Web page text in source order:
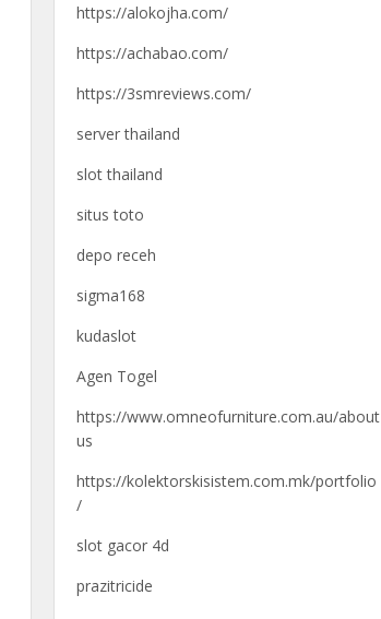
https://alokojha.com/
https://achabao.com/
https://3smreviews.com/
server thailand
slot thailand
situs toto
depo receh
sigma168
kudaslot
Agen Togel
https://www.omneofurniture.com.au/about
us
https://kolektorskisistem.com.mk/portfolio
/
slot gacor 4d
prazitricide